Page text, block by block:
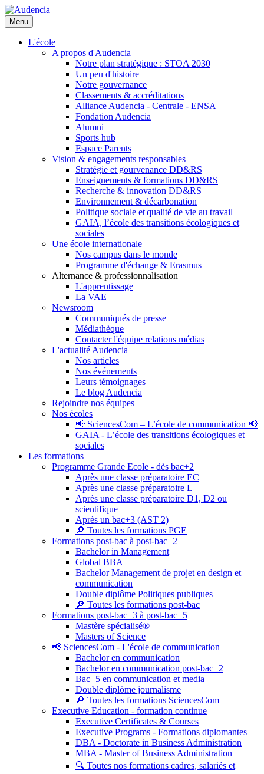
Aller
au
contenu
principal
Menu
L'école
A propos d'Audencia
Notre plan stratégique : STOA 2030
Un peu d'histoire
Notre gouvernance
Classements & accréditations
Alliance Audencia - Centrale - ENSA
Fondation Audencia
Alumni
Sports hub
Espace Parents
Vision & engagements responsables
Stratégie et gourvenance DD&RS
Enseignements & formations DD&RS
Recherche & innovation DD&RS
Environnement & décarbonation
Politique sociale et qualité de vie au travail
GAIA, l’école des transitions écologiques et
sociales
Une école internationale
Nos campus dans le monde
Programme d'échange & Erasmus
Alternance & professionnalisation
L'apprentissage
La VAE
Newsroom
Communiqués de presse
Médiathèque
Contacter l'équipe relations médias
L'actualité Audencia
Nos articles
Nos événements
Leurs témoignages
Le blog Audencia
Rejoindre nos équipes
Nos écoles
📢 SciencesCom – L’école de communication 📢
GAIA - L’école des transitions écologiques et
sociales
Les formations
Programme Grande Ecole - dès bac+2
Après une classe préparatoire EC
Après une classe préparatoire L
Après une classe préparatoire D1, D2 ou
scientifique
Après un bac+3 (AST 2)
🔎 Toutes les formations PGE
Formations post-bac à post-bac+2
Bachelor in Management
Global BBA
Bachelor Management de projet en design et
communication
Double diplôme Politiques publiques
🔎 Toutes les formations post-bac
Formations post-bac+3 à post-bac+5
Mastère spécialisé®
Masters of Science
📢 SciencesCom - L'école de communication
Bachelor en communication
Bachelor en communication post-bac+2
Bac+5 en communication et media
Double diplôme journalisme
🔎 Toutes les formations SciencesCom
Executive Education - formation continue
Executive Certificates & Courses
Executive Programs - Formations diplomantes
DBA - Doctorate in Business Administration
MBA - Master of Business Administration
🔍 Toutes nos formations cadres, salariés et